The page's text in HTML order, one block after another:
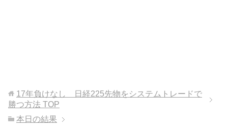
17年負けなし 日経225先物をシステムトレードで
勝つ方法 TOP
本日の結果